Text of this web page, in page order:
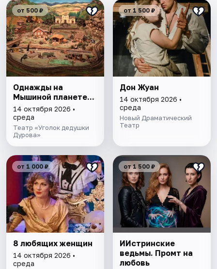
от 500 ₽
Однажды на
Мышиной планете...
14 октября 2026 •
среда
Театр «Уголок дедушки
Дурова»
от 1 500 ₽
Дон Жуан
14 октября 2026 •
среда
Новый Драматический
Театр
от 1 000 ₽
8 любящих женщин
14 октября 2026 •
среда
от 1 500 ₽
ИИстринские
ведьмы. Промт на
любовь